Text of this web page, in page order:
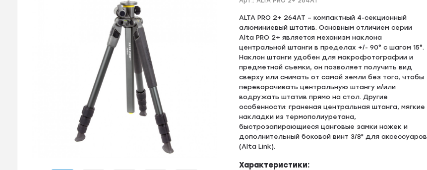
ALTA PRO 2+ 264AT – компактный 4-секционный
алюминиевый штатив. Основным отличием серии
Alta PRO 2+ является механизм наклона
центральной штанги в пределах +/- 90° с шагом 15°.
Наклон штанги удобен для макрофотографии и
предметной съемки, он позволяет получить вид
сверху или снимать от самой земли без того, чтобы
переворачивать центральную штангу и/или
водружать штатив прямо на стол. Другие
особенности: граненая центральная штанга, мягкие
накладки из термополиуретана,
быстрозапирающиеся цанговые замки ножек и
дополнительный боковой винт 3/8" для аксессуаров
(Alta Link).
Характеристики: